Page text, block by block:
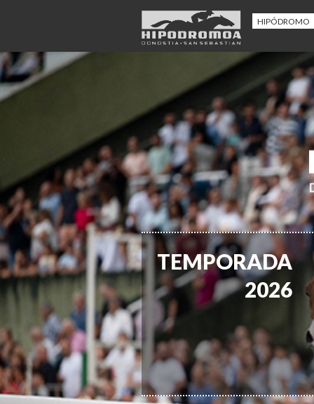
HIPÓDROMO
TEMPORADA
2026